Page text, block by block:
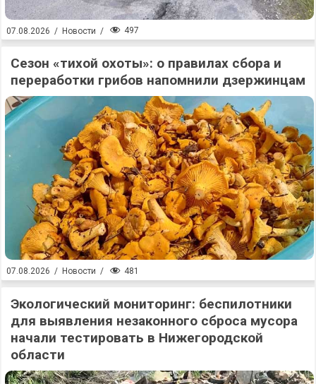
07.08.2026 / Новости / 497
Сезон «тихой охоты»: о правилах сбора и
переработки грибов напомнили дзержинцам
07.08.2026 / Новости / 481
Экологический мониторинг: беспилотники
для выявления незаконного сброса мусора
начали тестировать в Нижегородской
области